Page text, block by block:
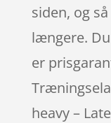
siden, og
længere.
er
heavy –